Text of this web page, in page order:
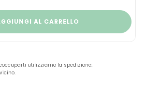
AL CARRELLO
utilizziamo la spedizione.